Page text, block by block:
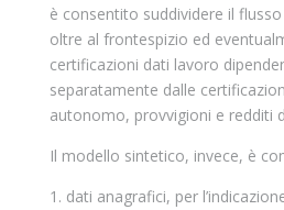
è consentito suddividere il
oltre al frontespizio ed
certificazioni dati lavoro
separatamente dalle
autonomo, provvigioni e redditi
Il modello sintetico, invece, è
1. dati anagrafici, per